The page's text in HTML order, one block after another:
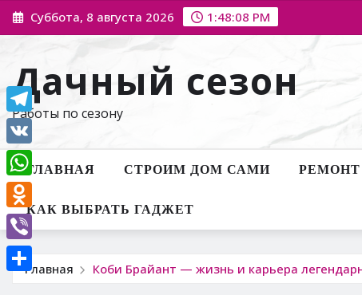
Перейти
к
Суббота, 8 августа 2026 1:48:09 PM
Дачный сезон
Работы по сезону
ГЛАВНАЯ СТРОИМ ДОМ САМИ РЕМОНТ
КАК ВЫБРАТЬ ГАДЖЕТ
Главная Коби Брайант — жизнь и карьера
Telegram
VK
WhatsApp
Odnoklassniki
Viber